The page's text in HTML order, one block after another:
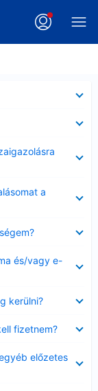
a
és/vagy e-
kerülni?
fizetnem?
előzetes